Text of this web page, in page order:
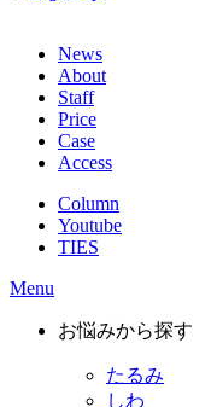
News
About
Staff
Price
Case
Access
Column
Youtube
TIES
Menu
お悩みから探す
たるみ
しわ